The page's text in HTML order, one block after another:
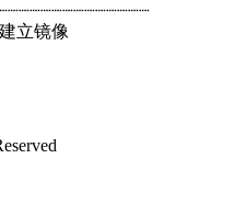
立镜像